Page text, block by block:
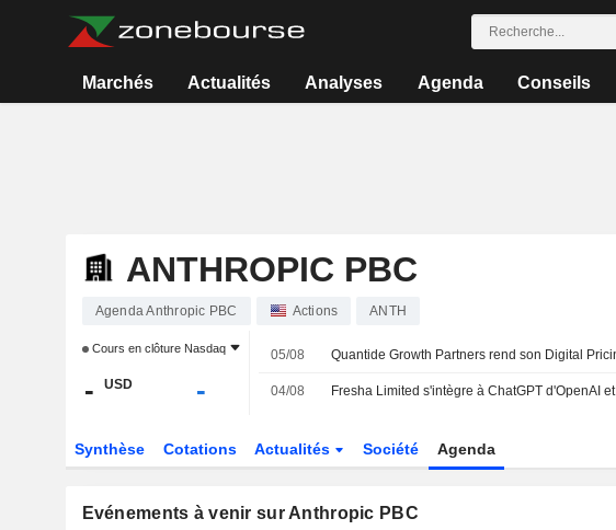
Marchés Actualités Analyses Agenda Conseils
ANTHROPIC PBC
Agenda Anthropic PBC Actions ANTH
Cours en clôture Nasdaq
- USD -
05/08
04/08
Synthèse Cotations Actualités Société Agenda
Evénements à venir sur Anthropic PBC